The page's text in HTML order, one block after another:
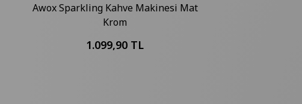
Awox Sparkling Kahve Makinesi Mat
Krom
1.099,90 TL